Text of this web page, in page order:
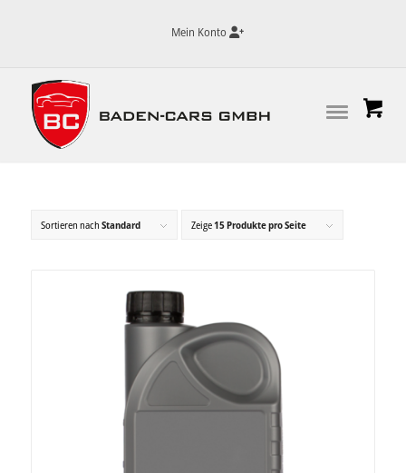
Mein Konto
Sortieren nach Standard Zeige15 Produkte pro Seite